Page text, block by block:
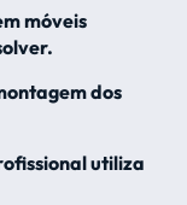
móveis
dos
utiliza